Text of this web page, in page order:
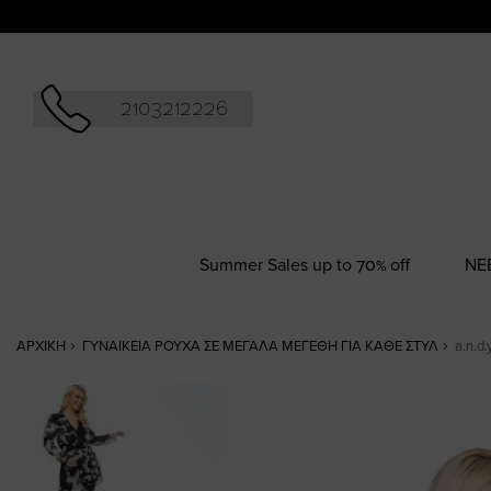
2103212226
Summer Sales up to 70% off
ΑΡΧΙΚΉ ΓΥΝΑΙΚΕΊΑ ΡΟΎΧΑ ΣΕ ΜΕΓΆΛΑ ΜΕΓΈΘΗ ΓΙΑ ΚΆΘΕ ΣΤΥΛ